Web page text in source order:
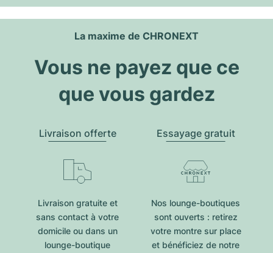
La maxime de CHRONEXT
Vous ne payez que ce
que vous gardez
Livraison offerte
Livraison gratuite et
sans contact à votre
domicile ou dans un
lounge-boutique
Essayage gratuit
Nos lounge-boutiques
sont ouverts : retirez
votre montre sur place
et bénéficiez de notre